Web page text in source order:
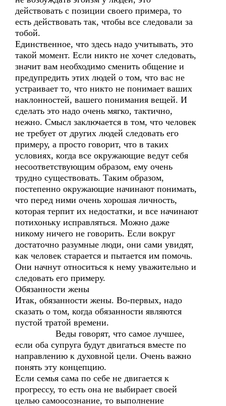
действовать с позиции своего примера, то
есть действовать так, чтобы все следовали за
тобой.
Единственное, что здесь надо учитывать, это
такой момент. Если никто не хочет следовать,
значит вам необходимо сменить общение и
предупредить этих людей о том, что вас не
устраивает то, что никто не понимает ваших
наклонностей, вашего понимания вещей. И
сделать это надо очень мягко, тактично,
нежно. Смысл заключается в том, что человек
не требует от других людей следовать его
примеру, а просто говорит, что в таких
условиях, когда все окружающие ведут себя
несоответствующим образом, ему очень
трудно существовать. Таким образом,
постепенно окружающие начинают понимать,
что перед ними очень хорошая личность,
которая терпит их недостатки, и все начинают
потихоньку исправляться. Можно даже
никому ничего не говорить. Если вокруг
достаточно разумные люди, они сами увидят,
как человек старается и пытается им помочь.
Они начнут относиться к нему уважительно и
следовать его примеру.
Обязанности жены
Итак, обязанности жены. Во-первых, надо
сказать о том, когда обязанности являются
пустой тратой времени.
Веды говорят, что самое лучшее,
если оба супруга будут двигаться вместе по
направлению к духовной цели. Очень важно
понять эту концепцию.
Если семья сама по себе не двигается к
прогрессу, то есть она не выбирает своей
целью самоосознание, то выполнение